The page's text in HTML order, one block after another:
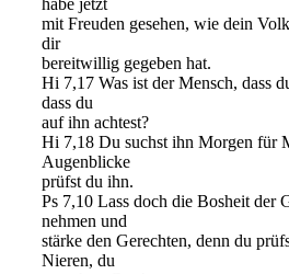
habe jetzt
mit Freuden gesehen, wie dein
dir
bereitwillig gegeben hat.
Hi 7,17 Was ist der Mensch, dass
dass du
auf ihn achtest?
Hi 7,18 Du suchst ihn Morgen für
Augenblicke
prüfst du ihn.
Ps 7,10 Lass doch die Bosheit der
nehmen und
stärke den Gerechten, denn du
Nieren, du